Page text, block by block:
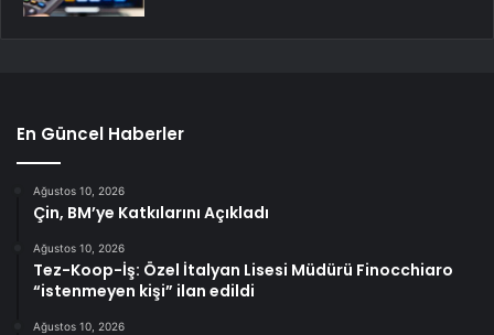
En Güncel Haberler
Ağustos 10, 2026
Çin, BM’ye Katkılarını Açıkladı
Ağustos 10, 2026
Tez-Koop-İş: Özel İtalyan Lisesi Müdürü Finocchiaro
“istenmeyen kişi” ilan edildi
Ağustos 10, 2026